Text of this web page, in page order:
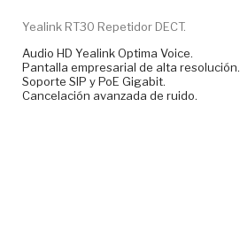
Yealink RT30 Repetidor DECT.
Audio HD Yealink Optima Voice.
Pantalla empresarial de alta resolución.
Soporte SIP y PoE Gigabit.
Cancelación avanzada de ruido.